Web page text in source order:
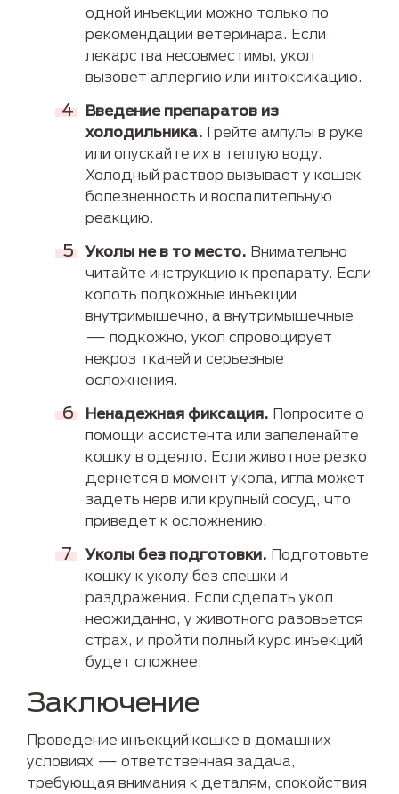
одной инъекции можно только по
рекомендации ветеринара. Если
лекарства несовместимы, укол
вызовет аллергию или интоксикацию.
Введение препаратов из
холодильника. Грейте ампулы в руке
или опускайте их в теплую воду.
Холодный раствор вызывает у кошек
болезненность и воспалительную
реакцию.
Уколы не в то место. Внимательно
читайте инструкцию к препарату. Если
колоть подкожные инъекции
внутримышечно, а внутримышечные
— подкожно, укол спровоцирует
некроз тканей и серьезные
осложнения.
Ненадежная фиксация. Попросите о
помощи ассистента или запеленайте
кошку в одеяло. Если животное резко
дернется в момент укола, игла может
задеть нерв или крупный сосуд, что
приведет к осложнению.
Уколы без подготовки. Подготовьте
кошку к уколу без спешки и
раздражения. Если сделать укол
неожиданно, у животного разовьется
страх, и пройти полный курс инъекций
будет сложнее.
Заключение
Проведение инъекций кошке в домашних
условиях — ответственная задача,
требующая внимания к деталям, спокойствия